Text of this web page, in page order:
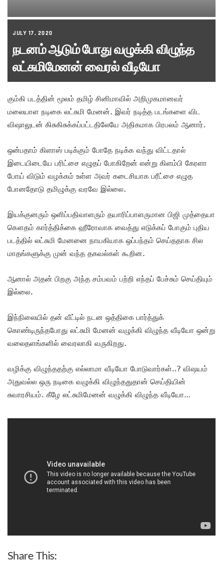
JULY 17, 2020
நடனம் ஆடும் போது வழுக்கி விழுந்த
லட்சுமிமேனன் வைரல் வீடியோ
கும்கி படத்தின் மூலம் தமிழ் சினிமாவில் அறிமுகமானவர்
மலையாள நடிகை லட்சுமி மேனன். இவர் நடித்த படங்களை விட
விஷாலுடன் கிசுகிசுக்கப்பட்டதிலேயே அதிகமாக பிரபலம் ஆனார்.
ஒன்பதாம் கிளாஸ் படிக்கும் போதே நடிக்க வந்து விட்டதால்
இடையிடையே பரிட்சை எழுதப் போகிறேன் என்று கிளம்பி கேரளா
போய் விடும் வழக்கம் உள்ள அவர் கடைசியாக பரீட்சை எழுத
போனதோடு தமிழுக்கு வரவே இல்லை.
இயக்குனரும் ஒளிப்பதிவாளரும் தயாரிப்பாளருமான பிஜி முத்தையா
கௌதம் கார்த்திக்கை ஹீரோவாக வைத்து எடுக்கப் போகும் புதிய
படத்தில் லட்சுமி மேனனை நாயகியாக ஒப்பந்தம் செய்ததாக சில
மாதங்களுக்கு முன் வந்த தகவல்கள் கூறின.
ஆனால் அதன் பிறகு அந்த சம்பவம் பற்றி எந்தப் பேச்சும் செய்தியும்
இல்லை.
இந்நிலையில் தன் வீட்டில் நடன ஒத்திகை பார்த்துக்
கொண்டிருந்தபோது லட்சுமி மேனன் வழுக்கி விழுந்த வீடியோ ஒன்று
வலைதளங்களில் வைரலாகி வருகிறது.
வழிக்கு விழுந்ததற்கு எல்லாமா வீடியோ போடுவார்கள்..? விஷயம்
அதுவல்ல ஒரு நடிகை வழுக்கி விழுந்ததுதான் செய்தியின்
சுவாரசியம். கீழே லட்சுமிமேனன் வழுக்கி விழுந்த வீடியோ…
Share This: